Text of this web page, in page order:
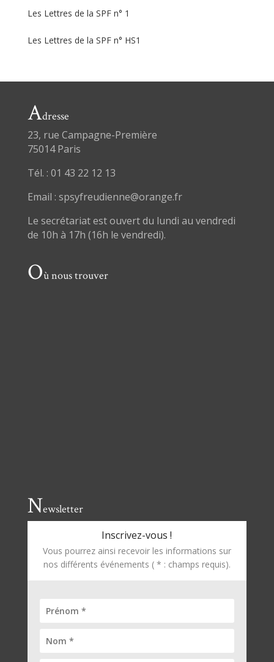
Les Lettres de la SPF n° 1
Les Lettres de la SPF n° HS1
Adresse
23, rue Campagne-Première
75014 Paris
Tél. : 01 43 22 12 13
Email : spsyfreudienne@orange.fr
Le secrétariat est ouvert du lundi au vendredi
de 10h à 17h (16h le vendredi).
Où nous trouver
Newsletter
Inscrivez-vous !
Vous pourrez ainsi recevoir les informations sur
nos différents événements ( * : champs requis).